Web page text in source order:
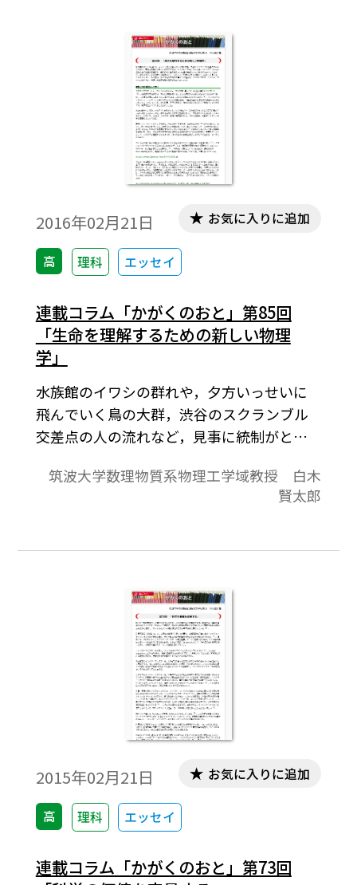
の性質」「三態変化で分子運動と分子間力
を実感」の実験を紹介します。
2016年02月21日
高 理科 エッセイ
お気に入りに追加
連載コラム「かがくのおと」第85回
「生命を理解するための新しい物理
学」
水族館のイワシの群れや，夕方いっせいに
飛んでいく鳥の大群，渋谷のスクランブル
交差点の人の流れなど，見事に統制がとれ
では，ペトリディッシュの培地の上で増殖
する細胞や，細胞の中に張り巡らされた細
あたかもどこかに指揮者か監督がいて，そ
見える。このようなスケールや物性，相互
作用の仕方まで異なった現象が，アクティ
ブマターというキーワードに集約され，共
通した物理法則で説明されはじめている。
筑波大学数理物質系物理工学域教授 白木
賢太郎
2015年02月21日
高 理科 エッセイ
お気に入りに追加
連載コラム「かがくのおと」第73回